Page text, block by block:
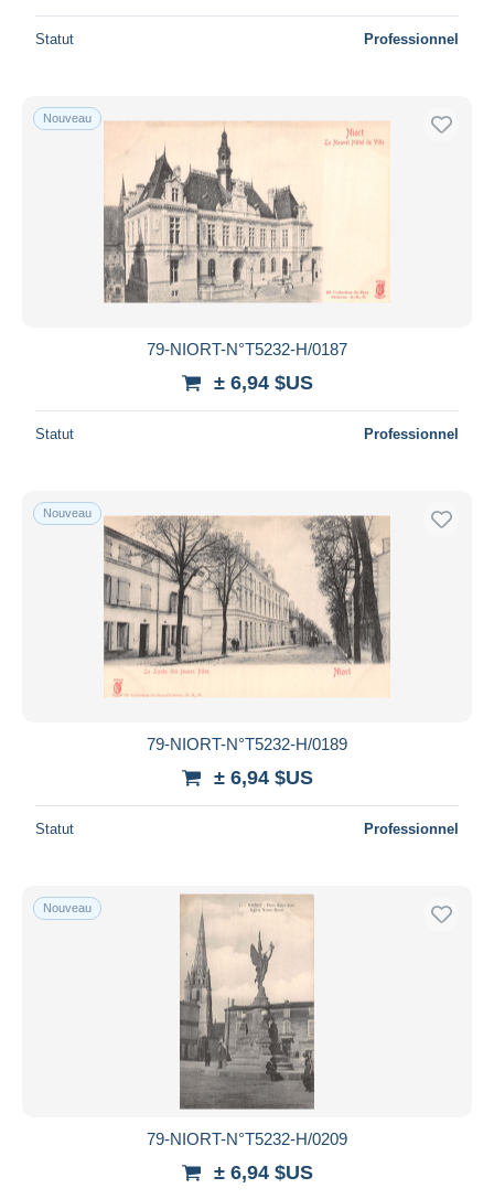
Statut Professionnel
Nouveau
79-NIORT-N°T5232-H/0187
± 6,94 $US
Statut Professionnel
Nouveau
79-NIORT-N°T5232-H/0189
± 6,94 $US
Statut Professionnel
Nouveau
79-NIORT-N°T5232-H/0209
± 6,94 $US